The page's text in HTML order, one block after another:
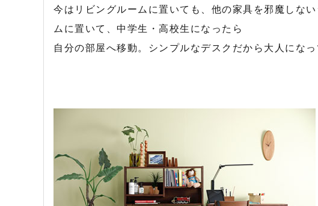
今はリビングルームに置いても、他の家具を邪魔しな
ムに置いて、中学生・高校生になったら
自分の部屋へ移動。シンプルなデスクだから大人にな